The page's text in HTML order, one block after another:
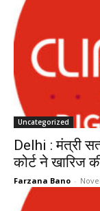
Uncategorized
Delhi : मंत्री
कोर्ट ने खारिज
Farzana Bano -